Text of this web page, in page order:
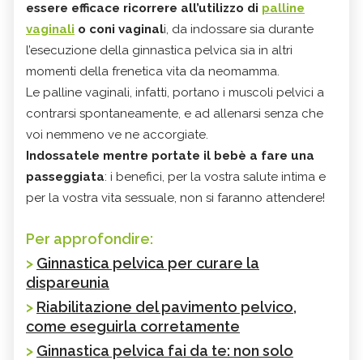
essere efficace ricorrere all’utilizzo di palline
vaginali o coni vaginali, da indossare sia durante
l’esecuzione della ginnastica pelvica sia in altri
momenti della frenetica vita da neomamma.
Le palline vaginali, infatti, portano i muscoli pelvici a
contrarsi spontaneamente, e ad allenarsi senza che
voi nemmeno ve ne accorgiate.
Indossatele mentre portate il bebè a fare una
passeggiata: i benefici, per la vostra salute intima e
per la vostra vita sessuale, non si faranno attendere!
Per approfondire:
> Ginnastica pelvica per curare la
dispareunia
> Riabilitazione del pavimento pelvico,
come eseguirla corretamente
> Ginnastica pelvica fai da te: non solo